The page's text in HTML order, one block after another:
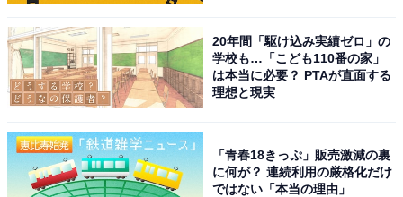
20年間「駆け込み実績ゼロ」の
学校も…「こども110番の家」
は本当に必要？ PTAが直面する
理想と現実
「青春18きっぷ」販売激減の裏
に何が？ 連続利用の厳格化だけ
ではない「本当の理由」